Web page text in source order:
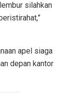
silahkan
apel siaga
depan kantor